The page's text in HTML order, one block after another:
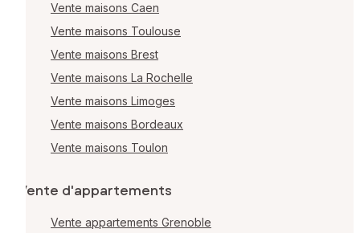
Vente maisons Caen
Vente maisons Toulouse
Vente maisons Brest
Vente maisons La Rochelle
Vente maisons Limoges
Vente maisons Bordeaux
Vente maisons Toulon
Vente d'appartements
Vente appartements Grenoble